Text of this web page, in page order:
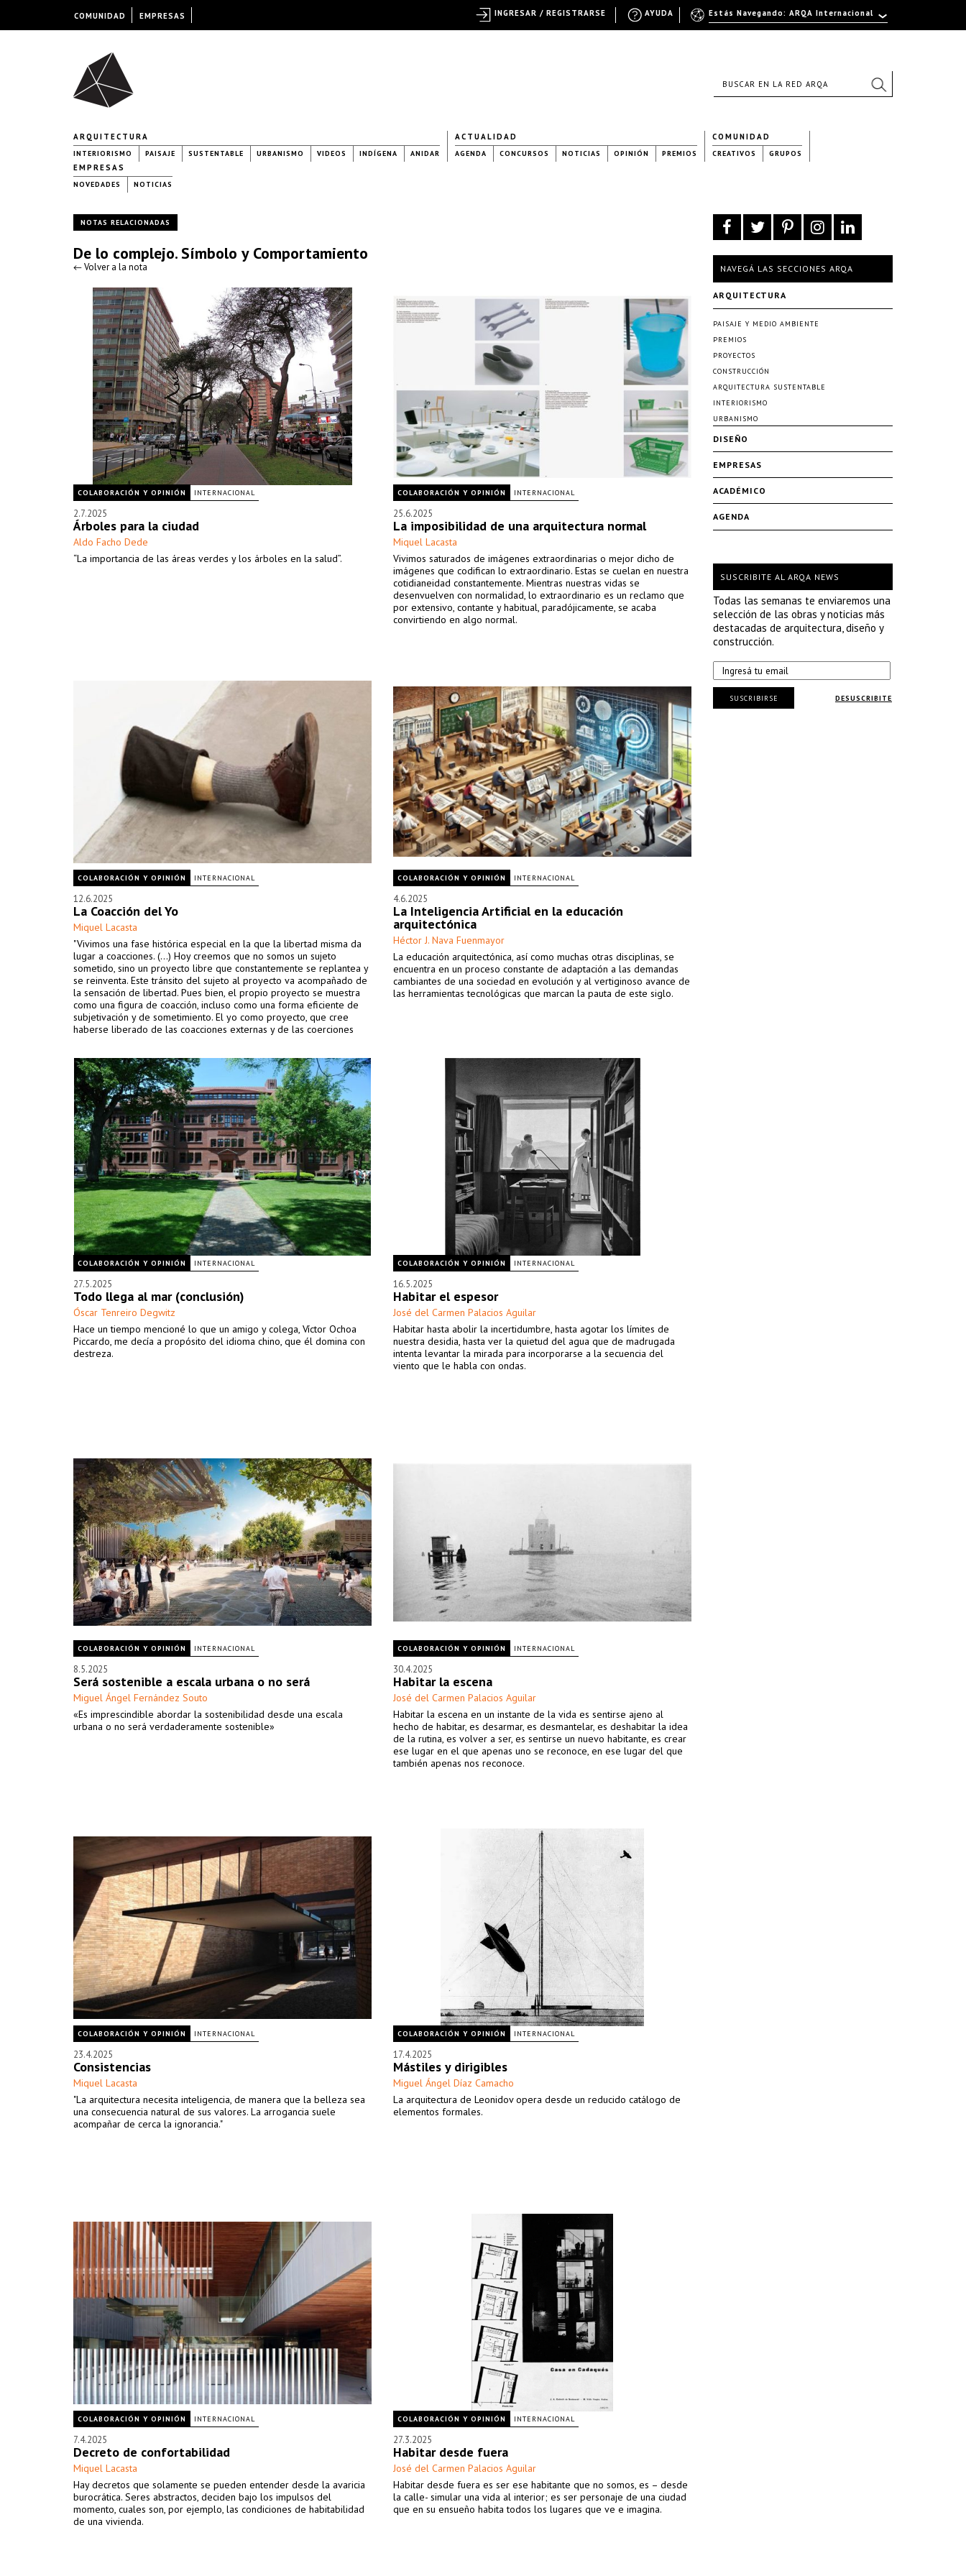
ARQUITECTURA
INTERIORISMO PAISAJE SUSTENTABLE URBANISMO VIDEOS INDÍGENA ANIDAR
ACTUALIDAD
AGENDA CONCURSOS NOTICIAS OPINIÓN PREMIOS
COMUNIDAD
CREATIVOS GRUPOS
EMPRESAS
NOVEDADES NOTICIAS
NOTAS RELACIONADAS
De lo complejo. Símbolo y Comportamiento
← Volver a la nota
COLABORACIÓN Y OPINIÓN INTERNACIONAL
2.7.2025
Árboles para la ciudad
Aldo Facho Dede
“La importancia de las áreas verdes y los árboles en la salud”.
COLABORACIÓN Y OPINIÓN INTERNACIONAL
25.6.2025
La imposibilidad de una arquitectura normal
Miquel Lacasta
Vivimos saturados de imágenes extraordinarias o mejor dicho de
imágenes que codifican lo extraordinario. Estas se cuelan en nuestra
cotidianeidad constantemente. Mientras nuestras vidas se
desenvuelven con normalidad, lo extraordinario es un reclamo que
por extensivo, contante y habitual, paradójicamente, se acaba
convirtiendo en algo normal.
COLABORACIÓN Y OPINIÓN INTERNACIONAL
12.6.2025
La Coacción del Yo
Miquel Lacasta
"Vivimos una fase histórica especial en la que la libertad misma da
lugar a coacciones. (…) Hoy creemos que no somos un sujeto
sometido, sino un proyecto libre que constantemente se replantea y
se reinventa. Este tránsito del sujeto al proyecto va acompañado de
la sensación de libertad. Pues bien, el propio proyecto se muestra
como una figura de coacción, incluso como una forma eficiente de
subjetivación y de sometimiento. El yo como proyecto, que cree
haberse liberado de las coacciones externas y de las coerciones
COLABORACIÓN Y OPINIÓN INTERNACIONAL
4.6.2025
La Inteligencia Artificial en la educación
arquitectónica
Héctor J. Nava Fuenmayor
La educación arquitectónica, así como muchas otras disciplinas, se
encuentra en un proceso constante de adaptación a las demandas
cambiantes de una sociedad en evolución y al vertiginoso avance de
las herramientas tecnológicas que marcan la pauta de este siglo.
COLABORACIÓN Y OPINIÓN INTERNACIONAL
27.5.2025
Todo llega al mar (conclusión)
Óscar Tenreiro Degwitz
Hace un tiempo mencioné lo que un amigo y colega, Víctor Ochoa
Piccardo, me decía a propósito del idioma chino, que él domina con
destreza.
COLABORACIÓN Y OPINIÓN INTERNACIONAL
16.5.2025
Habitar el espesor
José del Carmen Palacios Aguilar
Habitar hasta abolir la incertidumbre, hasta agotar los límites de
nuestra desidia, hasta ver la quietud del agua que de madrugada
intenta levantar la mirada para incorporarse a la secuencia del
viento que le habla con ondas.
COLABORACIÓN Y OPINIÓN INTERNACIONAL
8.5.2025
Será sostenible a escala urbana o no será
Miguel Ángel Fernández Souto
«Es imprescindible abordar la sostenibilidad desde una escala
urbana o no será verdaderamente sostenible»
COLABORACIÓN Y OPINIÓN INTERNACIONAL
30.4.2025
Habitar la escena
José del Carmen Palacios Aguilar
Habitar la escena en un instante de la vida es sentirse ajeno al
hecho de habitar, es desarmar, es desmantelar, es deshabitar la idea
de la rutina, es volver a ser, es sentirse un nuevo habitante, es crear
ese lugar en el que apenas uno se reconoce, en ese lugar del que
también apenas nos reconoce.
COLABORACIÓN Y OPINIÓN INTERNACIONAL
23.4.2025
Consistencias
Miquel Lacasta
"La arquitectura necesita inteligencia, de manera que la belleza sea
una consecuencia natural de sus valores. La arrogancia suele
acompañar de cerca la ignorancia."
COLABORACIÓN Y OPINIÓN INTERNACIONAL
17.4.2025
Mástiles y dirigibles
Miguel Ángel Díaz Camacho
La arquitectura de Leonidov opera desde un reducido catálogo de
elementos formales.
COLABORACIÓN Y OPINIÓN INTERNACIONAL
7.4.2025
Decreto de confortabilidad
Miquel Lacasta
Hay decretos que solamente se pueden entender desde la avaricia
burocrática. Seres abstractos, deciden bajo los impulsos del
momento, cuales son, por ejemplo, las condiciones de habitabilidad
de una vivienda.
COLABORACIÓN Y OPINIÓN INTERNACIONAL
27.3.2025
Habitar desde fuera
José del Carmen Palacios Aguilar
Habitar desde fuera es ser ese habitante que no somos, es – desde
la calle- simular una vida al interior; es ser personaje de una ciudad
que en su ensueño habita todos los lugares que ve e imagina.
NAVEGÁ LAS SECCIONES ARQA
ARQUITECTURA
PAISAJE Y MEDIO AMBIENTE
PREMIOS
PROYECTOS
CONSTRUCCIÓN
ARQUITECTURA SUSTENTABLE
INTERIORISMO
URBANISMO
DISEÑO
EMPRESAS
ACADÉMICO
AGENDA
SUSCRIBITE AL ARQA NEWS
Todas las semanas te enviaremos una
selección de las obras y noticias más
destacadas de arquitectura, diseño y
construcción.
DESUSCRIBITE
SUSCRIBIRSE
COMUNIDAD EMPRESAS Estás Navegando: ARQA Internacional
AYUDA
INGRESAR / REGISTRARSE